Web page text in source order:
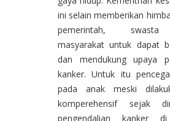
ini selain memberikan
pemerintah,
masyarakat untuk dapat
dan mendukung upaya
kanker. Untuk itu
pada anak meski
komperehensif sejak
pengendalian kanker